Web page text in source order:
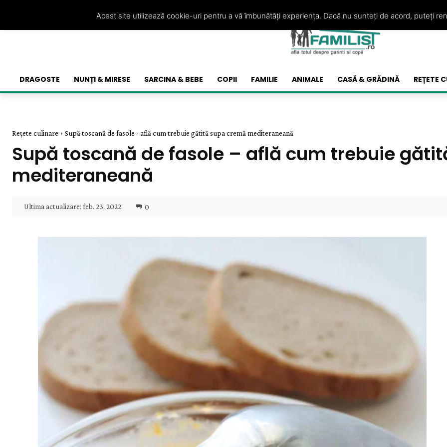
DRAGOSTE NUNȚI & MIRESE SARCINA & BEBE COPII FAMILIE ANIMALE CASĂ & GRĂDINĂ REȚETE
Rețete culinare Supă toscană de fasole - află cum trebuie gătită supa cremă mediteraneană
Supă toscană de fasole – află cum trebuie
mediteraneană
Ultima actualizare: feb. 23, 2022 0
Acest site utilizează cookie-uri pentru a vă îmbunătăți experiența. Dacă nu sunteți de acord, puteți